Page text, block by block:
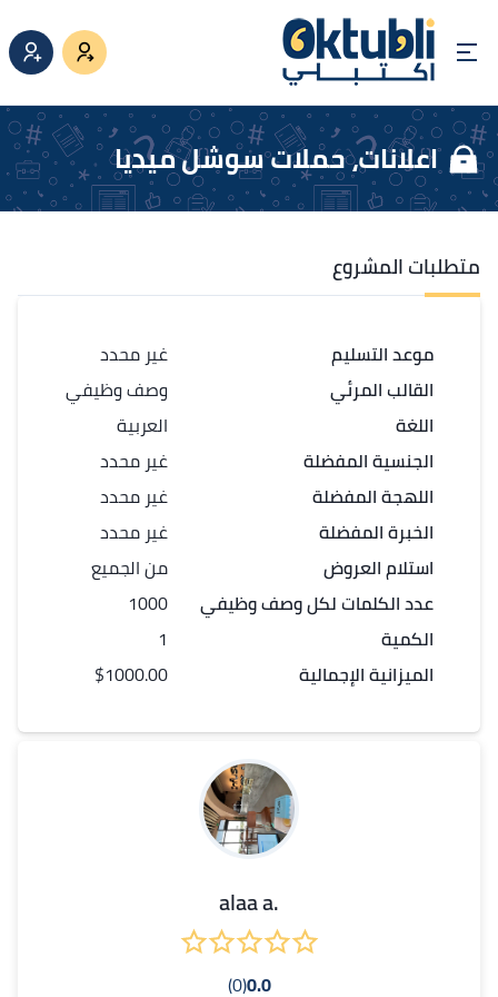
اعلانات، حملات سوشل ميديا
متطلبات المشروع
موعد التسليم
القالب المرئي
اللغة
الجنسية المفضلة
اللهجة المفضلة
الخبرة المفضلة
استلام العروض
عدد الكلمات لكلوصف وظيفي
الكمية
الميزانية الإجمالية
غير محدد
وصف وظيفي
العربية
غير محدد
غير محدد
غير محدد
من الجميع
1000
1
$1000.00
.alaa a
0.0
(0)